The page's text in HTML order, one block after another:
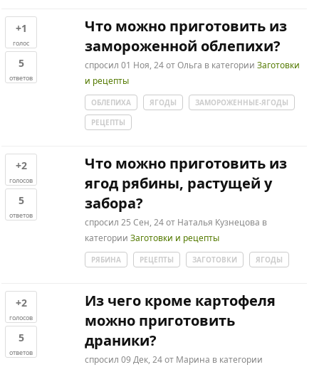
+1
голос
5
ответов
Что можно приготовить из
замороженной облепихи?
спросил 01 Ноя, 24 отОльга в категории Заготовки
и рецепты
ОБЛЕПИХА ЯГОДЫ
ЗАМОРОЖЕННЫЕ-ЯГОДЫ
РЕЦЕПТЫ
+2
голосов
5
ответов
Что можно приготовить из
ягод рябины, растущей у
забора?
спросил 25 Сен, 24 от Наталья Кузнецова в
категории Заготовки и рецепты
РЯБИНА РЕЦЕПТЫ ЗАГОТОВКИ ЯГОДЫ
+2
голосов
5
ответов
Из чего кроме картофеля
можно приготовить
драники?
спросил 09 Дек, 24 от Марина в категории